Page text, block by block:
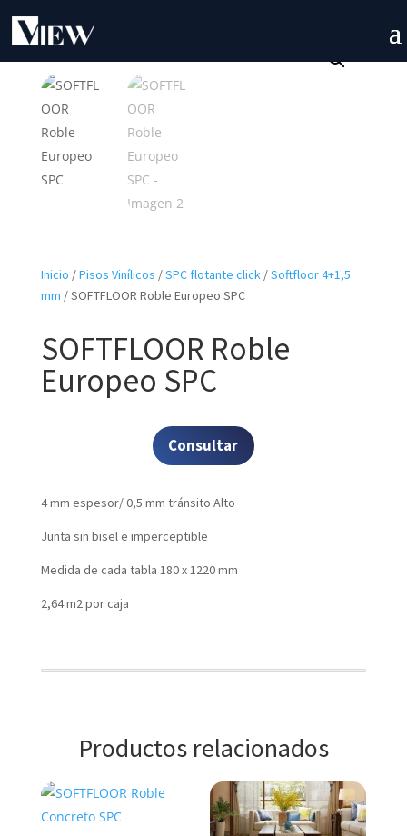
Inicio /Pisos Vinílicos /SPC flotante click/Softfloor 4+1,5
mm / SOFTFLOOR Roble Europeo SPC
SOFTFLOOR Roble
Europeo SPC
Consultar
4 mm espesor/ 0,5 mm tránsito Alto
Junta sin bisel e imperceptible
Medida de cada tabla 180 x 1220 mm
2,64 m2 por caja
Productos relacionados